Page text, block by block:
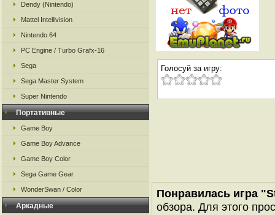
Dendy (Nintendo)
Mattel Intellivision
Nintendo 64
PC Engine / Turbo Grafx-16
Sega
Sega Master System
Super Nintendo
Портативные
Game Boy
Game Boy Advance
Game Boy Color
Sega Game Gear
WonderSwan / Color
Аркадные
Голосуй за игру:
Понравилась игра
обзора. Для этого